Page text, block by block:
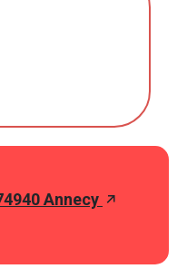
Annecy